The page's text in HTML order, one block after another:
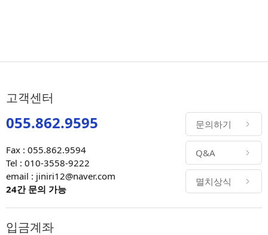
고객센터
055.862.9595
Fax : 055.862.9594
Tel : 010-3558-9222
email : jiniri12@naver.com
24간 문의 가능
문의하기
Q&A
멸치상식
입금계좌